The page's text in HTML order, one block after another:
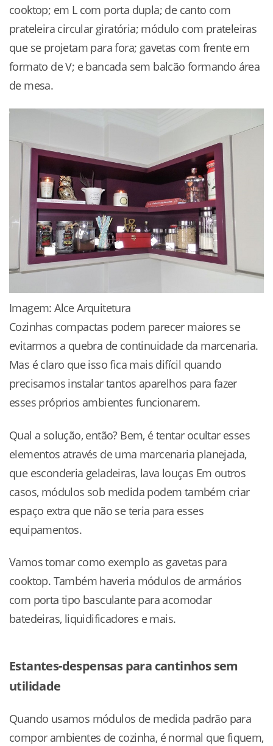
cooktop; em L com porta dupla; de canto com
prateleira circular giratória; módulo com prateleiras
que se projetam para fora; gavetas com frente em
formato de V; e bancada sem balcão formando área
de mesa.
Imagem: Alce Arquitetura
Cozinhas compactas podem parecer maiores se
evitarmos a quebra de continuidade da marcenaria.
Mas é claro que isso fica mais difícil quando
precisamos instalar tantos aparelhos para fazer
esses próprios ambientes funcionarem.
Qual a solução, então? Bem, é tentar ocultar esses
elementos através de uma marcenaria planejada,
que esconderia geladeiras, lava louças Em outros
casos, módulos sob medida podem também criar
espaço extra que não se teria para esses
equipamentos.
Vamos tomar como exemplo as gavetas para
cooktop. Também haveria módulos de armários
com porta tipo basculante para acomodar
batedeiras, liquidificadores e mais.
Estantes-despensas para cantinhos sem
utilidade
Quando usamos módulos de medida padrão para
compor ambientes de cozinha, é normal que fiquem,